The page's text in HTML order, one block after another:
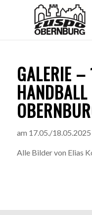
GALERIE
am 17.05./18.05.2025
Alle Bilder von Elias